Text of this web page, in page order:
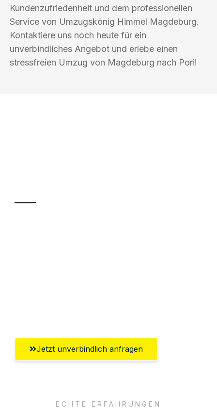
Kundenzufriedenheit und dem professionellen
Service von Umzugskönig Himmel Magdeburg.
Kontaktiere uns noch heute für ein
unverbindliches Angebot und erlebe einen
stressfreien Umzug von Magdeburg nach Pori!
Jetzt unverbindlich anfragen
ECHTE ERFAHRUNGEN